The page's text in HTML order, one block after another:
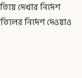
দেখার নির্দেশ
নির্দেশ দেওয়াও